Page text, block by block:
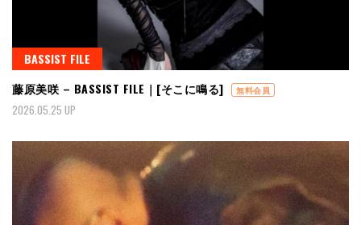
BASSIST FILE
藤原美咲 – BASSIST FILE｜[そこに鳴る]
無料会員
2026.05.25 UP